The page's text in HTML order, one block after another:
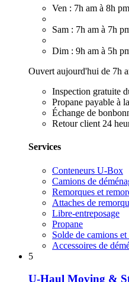
Ven : 7h am à 8h pm
Sam : 7h am à 7h
Dim : 9h am à 5h
Ouvert aujourd'hui de 7h
Inspection gratuite
Propane payable à
Échange de
Retour client 24
Services
Conteneurs U-Box
Camions de
Remorques et
Attaches de
Libre-entreposage
Propane
Solde de camions
Accessoires de
5
U-Haul Moving &